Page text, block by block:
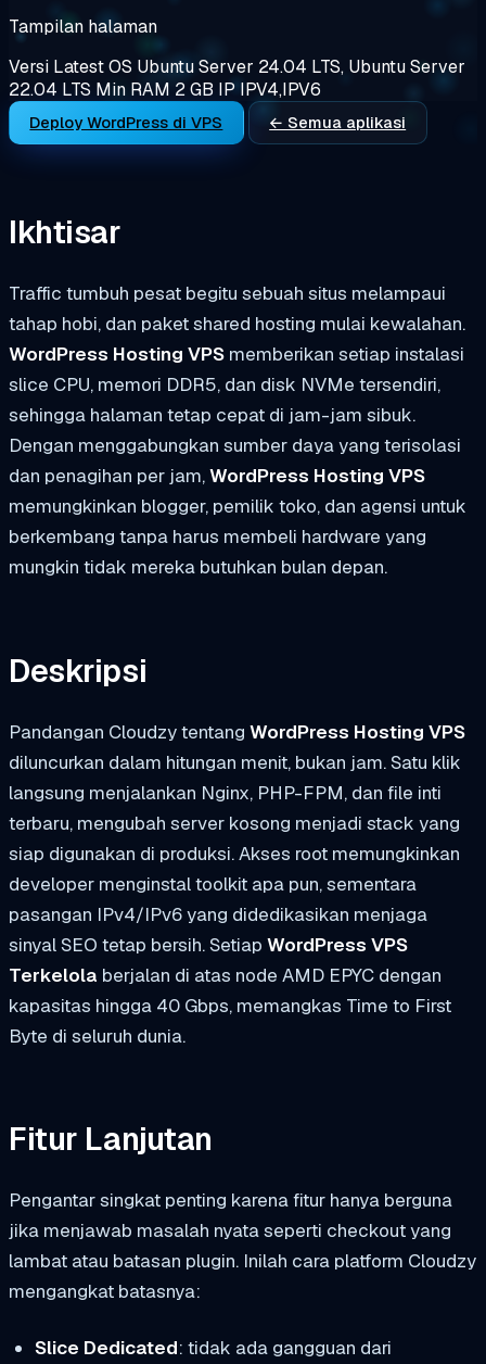
Tampilan halaman
Versi LatestOS Ubuntu Server 24.04 LTS, Ubuntu Server
22.04 LTS Min RAM 2 GB IP IPV4,IPV6
Deploy WordPress di VPS ← Semua aplikasi
Ikhtisar
Traffic tumbuh pesat begitu sebuah situs melampaui
tahap hobi, dan paket shared hosting mulai kewalahan.
WordPress Hosting VPS memberikan setiap instalasi
slice CPU, memori DDR5, dan disk NVMe tersendiri,
sehingga halaman tetap cepat di jam-jam sibuk.
Dengan menggabungkan sumber daya yang terisolasi
dan penagihan per jam,WordPress Hosting VPS
memungkinkan blogger, pemilik toko, dan agensi untuk
berkembang tanpa harus membeli hardware yang
mungkin tidak mereka butuhkan bulan depan.
Deskripsi
Pandangan Cloudzy tentang WordPress Hosting VPS
diluncurkan dalam hitungan menit, bukan jam. Satu klik
langsung menjalankan Nginx, PHP-FPM, dan file inti
terbaru, mengubah server kosong menjadi stack yang
siap digunakan di produksi. Akses root memungkinkan
developer menginstal toolkit apa pun, sementara
pasangan IPv4/IPv6 yang didedikasikan menjaga
sinyal SEO tetap bersih. Setiap WordPress VPS
Terkelola berjalan di atas node AMD EPYC dengan
kapasitas hingga 40 Gbps, memangkas Time to First
Byte di seluruh dunia.
Fitur Lanjutan
Pengantar singkat penting karena fitur hanya berguna
jika menjawab masalah nyata seperti checkout yang
lambat atau batasan plugin. Inilah cara platform Cloudzy
mengangkat batasnya:
Slice Dedicated: tidak ada gangguan dari